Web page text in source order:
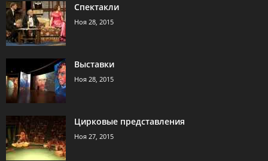
Спектакли
Ноя 28, 2015
Выставки
Ноя 28, 2015
Цирковые представления
Ноя 27, 2015